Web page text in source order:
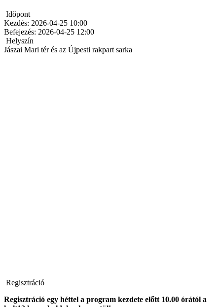
Időpont
Kezdés: 2026-04-25 10:00
Befejezés: 2026-04-25 12:00
Helyszín
Jászai Mari tér és az Újpesti rakpart sarka
Regisztráció
Regisztráció egy héttel a program kezdete előtt 10.00 órától a